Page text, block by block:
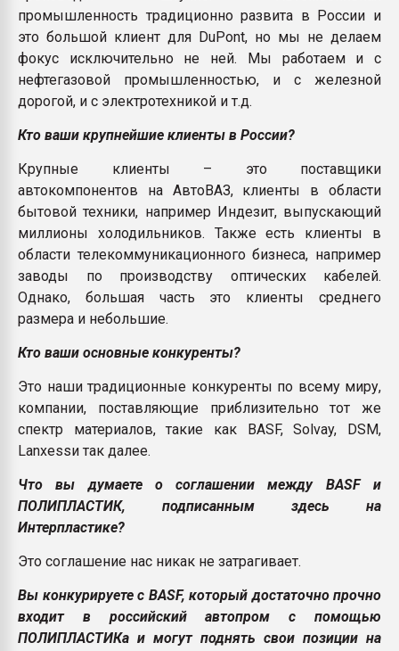
промышленность традиционно развита в России и
это большой клиент для DuPont, но мы не делаем
фокус исключительно не ней. Мы работаем и с
нефтегазовой промышленностью, и с железной
дорогой, и с электротехникой и т.д.
Кто ваши крупнейшие клиенты в России?
Крупные клиенты – это поставщики
автокомпонентов на АвтоВАЗ, клиенты в области
бытовой техники, например Индезит, выпускающий
миллионы холодильников. Также есть клиенты в
области телекоммуникационного бизнеса, например
заводы по производству оптических кабелей.
Однако, большая часть это клиенты среднего
размера и небольшие.
Кто ваши основные конкуренты?
Это наши традиционные конкуренты по всему миру,
компании, поставляющие приблизительно тот же
спектр материалов, такие как BASF, Solvay, DSM,
Lanxessи так далее.
Что вы думаете о соглашении между BASF и
ПОЛИПЛАСТИК, подписанным здесь на
Интерпластике?
Это соглашение нас никак не затрагивает.
Вы конкурируете с BASF, который достаточно прочно
входит в российский автопром с помощью
ПОЛИПЛАСТИКа и могут поднять свои позиции на